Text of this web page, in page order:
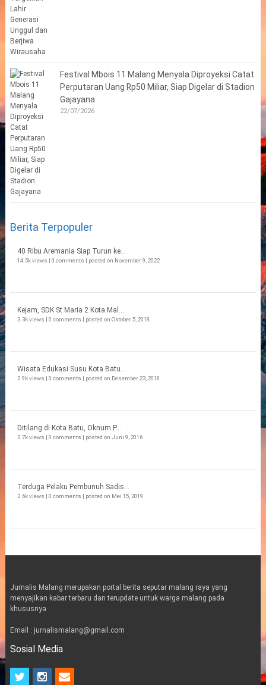
Festival Mbois 11 Malang Menyala Diproyeksi Catat
Perputaran Uang Rp50 Miliar, Siap Digelar di Stadion
Gajayana
22/07/2026
Berita Terpopuler
40 Ribu Aremania Siap Turun ke...
14.5k views | 0 comments | posted on November 9, 2022
Kejam, SDK St Maria 2 Kota Mal...
3.3k views | 0 comments | posted on Oktober 5, 2018
Wisata Edukasi Susu Kota Batu...
2.9k views | 0 comments | posted on Desember 23, 2018
Ditilang di Kota Batu, Oknum P...
2.7k views | 0 comments | posted on Juni 9, 2016
Terduga Pelaku Pembunuh Sadis...
2.6k views | 0 comments | posted on Mei 15, 2019
Jurnalis Malang merupakan portal berita seputar malang raya yang
menyajikan kabar terbaru dan terupdate untuk warga malang pada
khususnya
Email : jurnalismalang@gmail.com
Sosial Media
t
i
n
e
m